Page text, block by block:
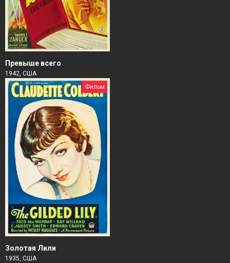
Превыше всего
1942, США
Фильм
Золотая Лили
1935, США